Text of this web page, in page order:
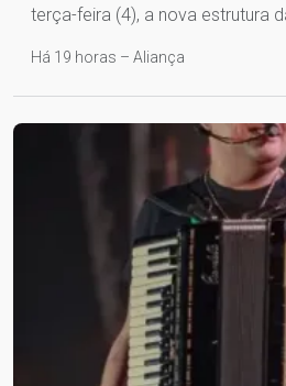
terça-feira (4), a nova estrutura
Há 19 horas – Aliança